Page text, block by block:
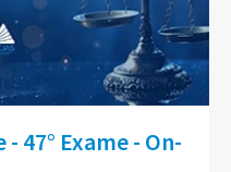
- 47° Exame - On-